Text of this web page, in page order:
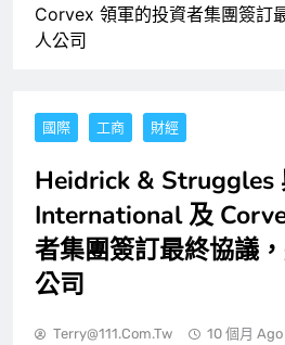
Corvex 領軍的投資者集團簽訂
人公司
國際 工商 財經
Heidrick & Struggles
International 及
者集團簽訂最終協議
公司
Terry@111.com.tw 10 個月 Ago